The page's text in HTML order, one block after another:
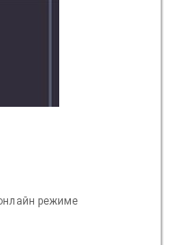
режиме